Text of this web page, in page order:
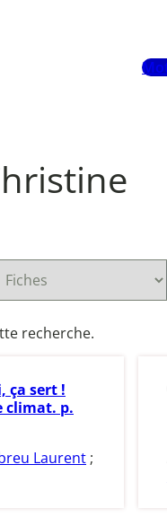
recherche.
ça sert !
climat. p.
Laurent ;